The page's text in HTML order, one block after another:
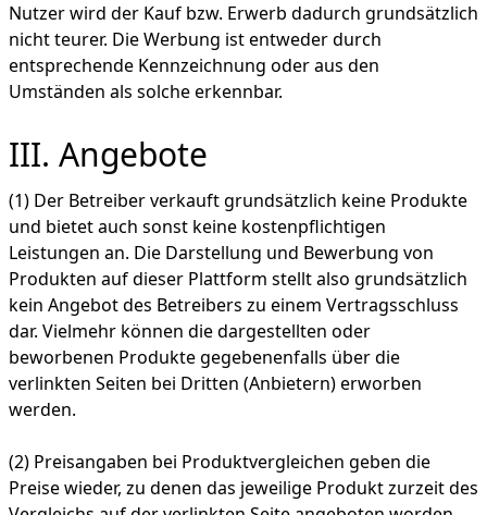
Nutzer wird der Kauf bzw. Erwerb dadurch grundsätzlich
nicht teurer. Die Werbung ist entweder durch
entsprechende Kennzeichnung oder aus den
Umständen als solche erkennbar.
III. Angebote
(1) Der Betreiber verkauft grundsätzlich keine Produkte
und bietet auch sonst keine kostenpflichtigen
Leistungen an. Die Darstellung und Bewerbung von
Produkten auf dieser Plattform stellt also grundsätzlich
kein Angebot des Betreibers zu einem Vertragsschluss
dar. Vielmehr können die dargestellten oder
beworbenen Produkte gegebenenfalls über die
verlinkten Seiten bei Dritten (Anbietern) erworben
werden.
(2) Preisangaben bei Produktvergleichen geben die
Preise wieder, zu denen das jeweilige Produkt zurzeit des